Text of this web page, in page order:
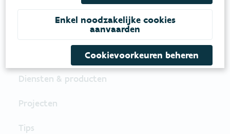
Diensten & producten
Projecten
Tips
Enkel noodzakelijke cookies
aanvaarden
Cookievoorkeuren beheren